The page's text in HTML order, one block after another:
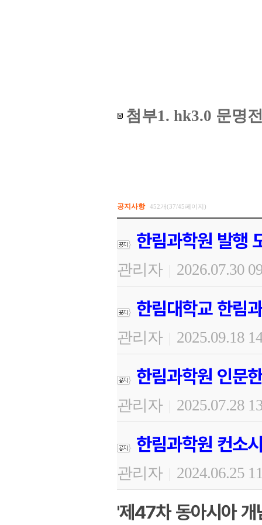
첨부1. hk3.0 문명
공지사항 452개(37/45페이지)
한림과학원 발행
관리자 | 2026.07.30
한림대학교 한림
관리자 | 2025.09.18
한림과학원 인문
관리자 | 2025.07.28
한림과학원 컨소
관리자 | 2024.06.25
'제47차 동아시아